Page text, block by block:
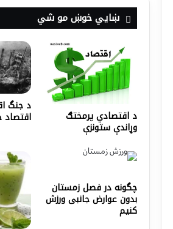
ښايي خوښ مو شي
د اقتصادي پرمختګ
وړاندې ستونزې
د جنگ
چگونه در فصل زمستان
بدون عوارض جانبی ورزش
کنیم